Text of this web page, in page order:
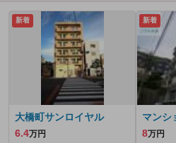
新着
大橋町サンロイヤル
6.4万円
新着
マンシ
8万円